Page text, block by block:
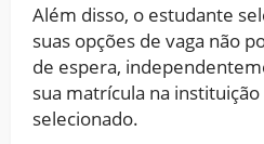
Além disso, o estudante
suas opções de vaga não
de espera,
sua matrícula na
selecionado.